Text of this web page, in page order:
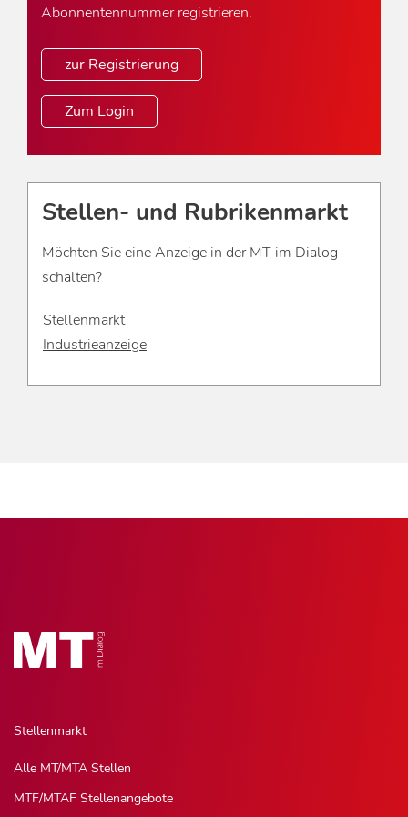
Abonnentennummer registrieren.
zur Registrierung
Zum Login
Stellen- und Rubrikenmarkt
Möchten Sie eine Anzeige in der MT im Dialog
schalten?
Stellenmarkt
Industrieanzeige
Stellenmarkt
Alle MT/MTA Stellen
MTF/MTAF Stellenangebote